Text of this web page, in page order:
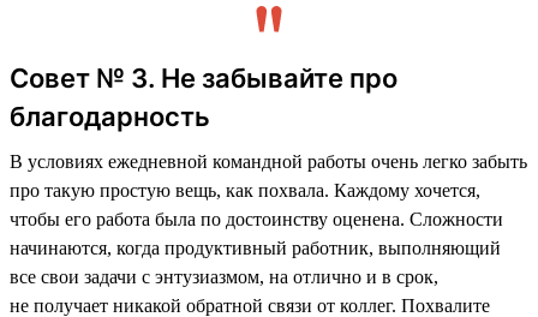
Совет № 3. Не забывайте про
благодарность
В условиях ежедневной командной работы очень легко забыть
про такую простую вещь, как похвала. Каждому хочется,
чтобы его работа была по достоинству оценена. Сложности
начинаются, когда продуктивный работник, выполняющий
все свои задачи с энтузиазмом, на отлично и в срок,
не получает никакой обратной связи от коллег. Похвалите